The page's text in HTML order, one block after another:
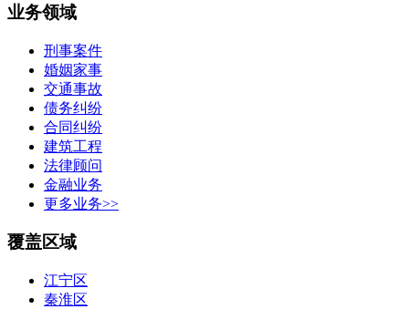
业务领域
刑事案件
婚姻家事
交通事故
债务纠纷
合同纠纷
建筑工程
法律顾问
金融业务
更多业务>>
覆盖区域
江宁区
秦淮区